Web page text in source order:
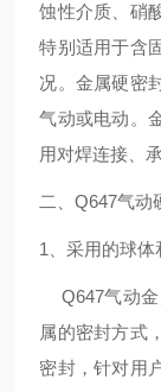
蚀性介质、硝
特别适用于含
况。金属硬密
气动或电动。
用对焊连接、
二、Q647气动
1、采用的球
Q647气动金
属的密封方式
密封，针对用